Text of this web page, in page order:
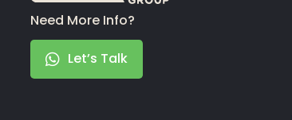
Need More Info?
Let’s Talk